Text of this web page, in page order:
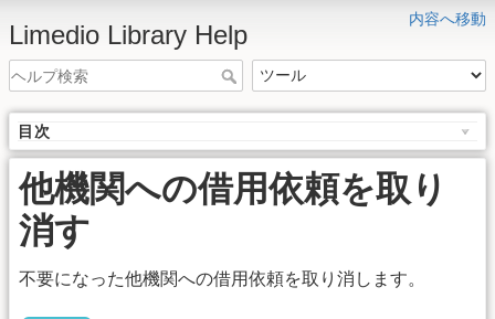
内容へ移動
Limedio Library Help
目次
他機関への借用依頼を取り
消す
不要になった他機関への借用依頼を取り消します。